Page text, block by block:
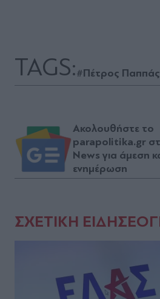
TAGS:#Πέτρος Παππάς
Ακολουθήστε το
parapolitika.gr
News για άμεση
ενημέρωση
ΣΧΕΤΙΚΗ